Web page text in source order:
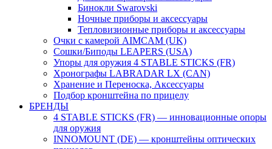
Бинокли Swarovski
Ночные приборы и аксессуары
Тепловизионные приборы и аксессуары
Очки с камерой AIMCAM (UK)
Сошки/Биподы LEAPERS (USA)
Упоры для оружия 4 STABLE STICKS (FR)
Хронографы LABRADAR LX (CAN)
Хранение и Переноска, Аксессуары
Подбор кронштейна по прицелу
БРЕНДЫ
4 STABLE STICKS (FR) — инновационные опоры
для оружия
INNOMOUNT (DE) — кронштейны оптических